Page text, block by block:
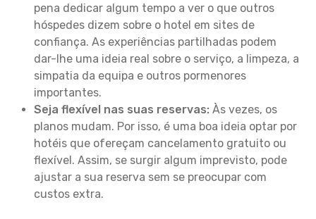
pena dedicar algum tempo a ver o que outros
hóspedes dizem sobre o hotel em sites de
confiança. As experiências partilhadas podem
dar-lhe uma ideia real sobre o serviço, a limpeza, a
simpatia da equipa e outros pormenores
importantes.
Seja flexível nas suas reservas: Às vezes, os
planos mudam. Por isso, é uma boa ideia optar por
hotéis que ofereçam cancelamento gratuito ou
flexível. Assim, se surgir algum imprevisto, pode
ajustar a sua reserva sem se preocupar com
custos extra.